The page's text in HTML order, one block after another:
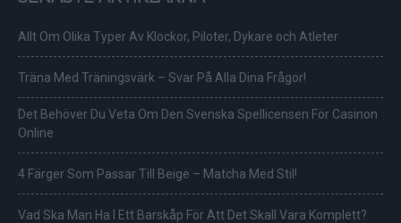
Allt Om Olika Typer Av Klockor, Piloter, Dykare och Atleter
Träna Med Träningsvärk – Svar På Alla Dina Frågor!
Det Behöver Du Veta Om Den Svenska Spellicensen För Casinon
Online
4 Färger Som Passar Till Beige – Matcha Med Stil!
Vad Ska Man Ha I Ett Barskåp För Att Det Skall Vara Komplett?